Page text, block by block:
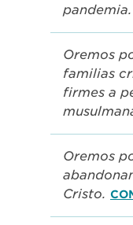
pandemia.
Oremos
familias
firmes a
Oremos
Cristo.